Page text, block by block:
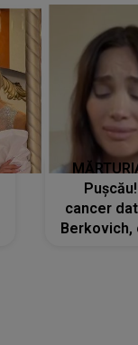
cancer